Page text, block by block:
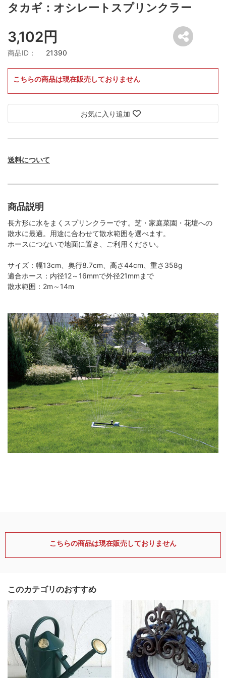
タカギ：オシレートスプリンクラー
3,102円
商品ID： 21390
こちらの商品は現在販売しておりません
お気に入り追加
送料について
商品説明
長方形に水をまくスプリンクラーです。芝・家庭菜園・花壇への
散水に最適。用途に合わせて散水範囲を選べます。
ホースにつないで地面に置き、ご利用ください。
サイズ：幅13cm、奥行8.7cm、高さ44cm、重さ358g
適合ホース：内径12～16mmで外径21mmまで
散水範囲：2m～14m
こちらの商品は現在販売しておりません
このカテゴリのおすすめ